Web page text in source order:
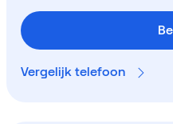
Vergelijk telefoon